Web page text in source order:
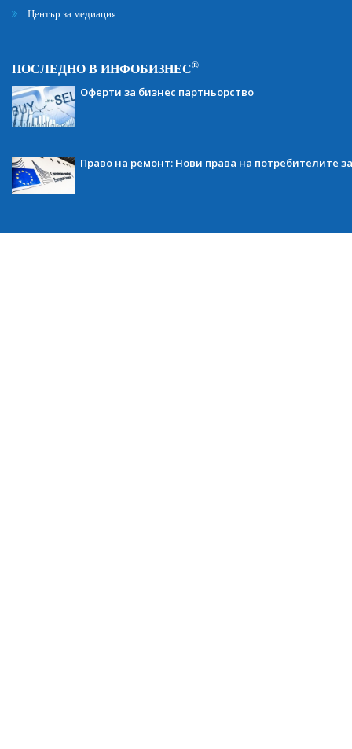
Център за медиация
ПОСЛЕДНО В ИНФОБИЗНЕС®
Оферти за бизнес партньорство
Право на ремонт: Нови права на потребителите